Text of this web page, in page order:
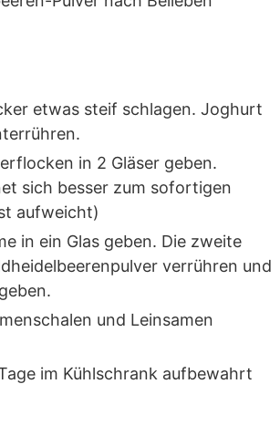
etwas steif schlagen. Joghurt
in 2 Gläser geben.
sich besser zum sofortigen
aufweicht)
in ein Glas geben. Die zweite
verrühren und
und Leinsamen
im Kühlschrank aufbewahrt